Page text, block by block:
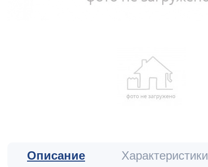
Описание Характеристики